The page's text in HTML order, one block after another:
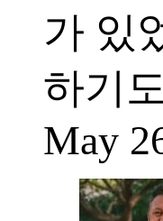
가 있
하기
May